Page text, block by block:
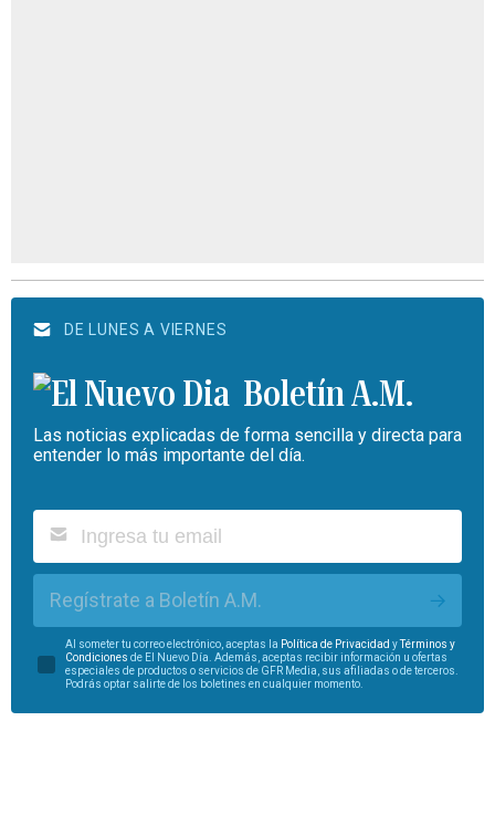
DE LUNES A VIERNES
Boletín A.M.
Las noticias explicadas de forma sencilla y directa para
entender lo más importante del día.
Regístrate a Boletín A.M.
Al someter tu correo electrónico, aceptas la Política de Privacidad yTérminos y
Condiciones de El Nuevo Día. Además, aceptas recibir información u ofertas
especiales de productos o servicios de GFR Media, sus afiliadas o de terceros.
Podrás optar salirte de los boletines en cualquier momento.